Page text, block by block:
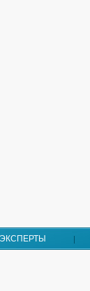
ЭКСПЕРТЫ